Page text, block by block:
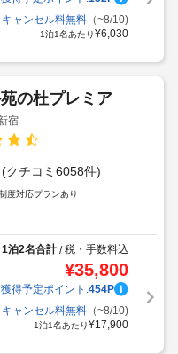
キャンセル料無料（~8/10)
1泊1名あたり¥6,030
の杜プレミア
宿
(クチコミ6058件)
度対応プランあり
1泊2名合計/税・手数料込
¥35,800
獲得予定ポイント:454P
キャンセル料無料（~8/10)
1泊1名あたり¥17,900